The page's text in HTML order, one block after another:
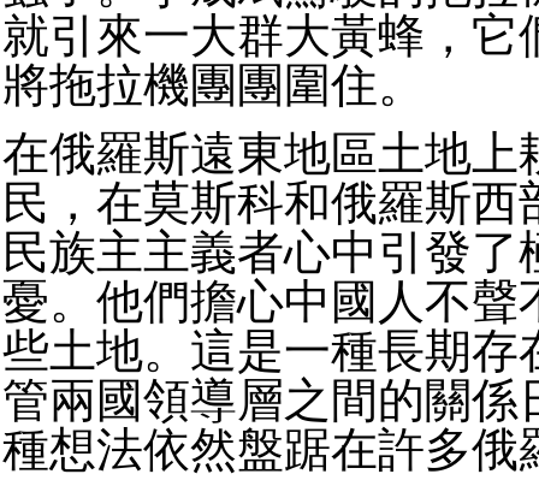
就引來一大群大黃蜂，它
將拖拉機團團圍住。
在俄羅斯遠東地區土地上
民，在莫斯科和俄羅斯西
民族主主義者心中引發了
憂。他們擔心中國人不聲
些土地。這是一種長期存
管兩國領導層之間的關係
種想法依然盤踞在許多俄